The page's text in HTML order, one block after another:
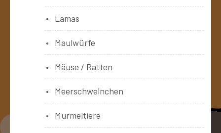
Lamas
Maulwürfe
Mäuse / Ratten
Meerschweinchen
Murmeltiere